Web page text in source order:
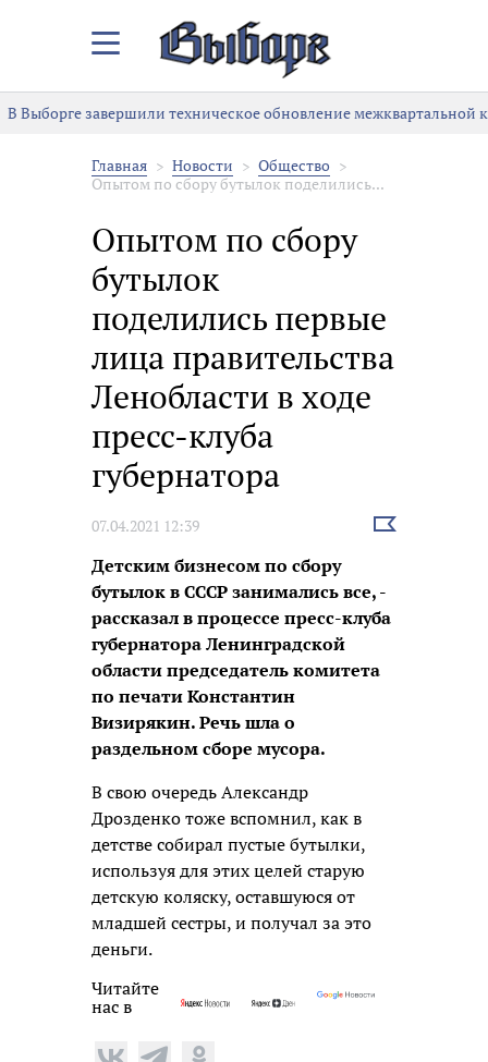
Закрыть/
меню
В Выборге завершили техническое обновление межквартальной
Главная Новости
Общество
Опытом по сбору бутылок поделились...
Опытом по сбору
бутылок
поделились первые
лица правительства
Ленобласти в ходе
пресс-клуба
губернатора
07.04.2021 12:39
Выбрать
Детским бизнесом по сбору
бутылок в СССР занимались все, -
рассказал в процессе пресс-клуба
губернатора Ленинградской
области председатель комитета
по печати Константин
Визирякин. Речь шла о
раздельном сборе мусора.
В свою очередь Александр
Дрозденко тоже вспомнил, как в
детстве собирал пустые бутылки,
используя для этих целей старую
детскую коляску, оставшуюся от
младшей сестры, и получал за это
деньги.
Читайте
нас в